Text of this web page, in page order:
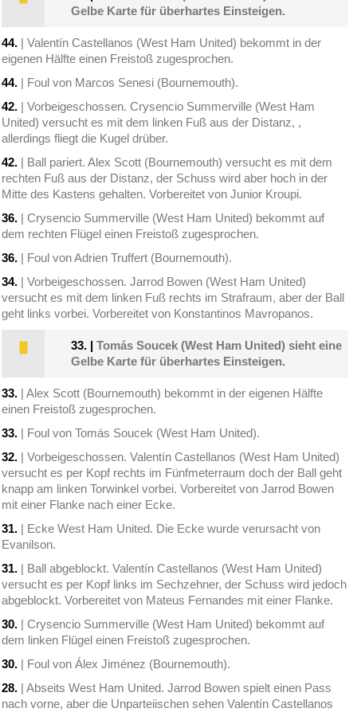
Gelbe Karte für überhartes Einsteigen.
44. | Valentín Castellanos (West Ham United) bekommt in der
eigenen Hälfte einen Freistoß zugesprochen.
44. | Foul von Marcos Senesi (Bournemouth).
42. | Vorbeigeschossen. Crysencio Summerville (West Ham
United) versucht es mit dem linken Fuß aus der Distanz, ,
allerdings fliegt die Kugel drüber.
42. | Ball pariert. Alex Scott (Bournemouth) versucht es mit dem
rechten Fuß aus der Distanz, der Schuss wird aber hoch in der
Mitte des Kastens gehalten. Vorbereitet von Junior Kroupi.
36. | Crysencio Summerville (West Ham United) bekommt auf
dem rechten Flügel einen Freistoß zugesprochen.
36. | Foul von Adrien Truffert (Bournemouth).
34. | Vorbeigeschossen. Jarrod Bowen (West Ham United)
versucht es mit dem linken Fuß rechts im Strafraum, aber der Ball
geht links vorbei. Vorbereitet von Konstantinos Mavropanos.
33. |Tomás Soucek (West Ham United) sieht eine
Gelbe Karte für überhartes Einsteigen.
33. | Alex Scott (Bournemouth) bekommt in der eigenen Hälfte
einen Freistoß zugesprochen.
33. | Foul von Tomás Soucek (West Ham United).
32. | Vorbeigeschossen. Valentín Castellanos (West Ham United)
versucht es per Kopf rechts im Fünfmeterraum doch der Ball geht
knapp am linken Torwinkel vorbei. Vorbereitet von Jarrod Bowen
mit einer Flanke nach einer Ecke.
31. | Ecke West Ham United. Die Ecke wurde verursacht von
Evanilson.
31. | Ball abgeblockt. Valentín Castellanos (West Ham United)
versucht es per Kopf links im Sechzehner, der Schuss wird jedoch
abgeblockt. Vorbereitet von Mateus Fernandes mit einer Flanke.
30. | Crysencio Summerville (West Ham United) bekommt auf
dem linken Flügel einen Freistoß zugesprochen.
30. | Foul von Álex Jiménez (Bournemouth).
28. | Abseits West Ham United. Jarrod Bowen spielt einen Pass
nach vorne, aber die Unparteiischen sehen Valentín Castellanos